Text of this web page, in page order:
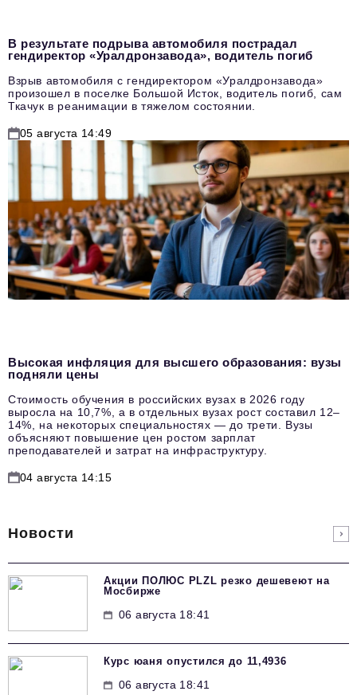
В результате подрыва автомобиля пострадал
гендиректор «Уралдронзавода», водитель погиб
Взрыв автомобиля с гендиректором «Уралдронзавода»
произошел в поселке Большой Исток, водитель погиб, сам
Ткачук в реанимации в тяжелом состоянии.
05 августа 14:49
Высокая инфляция для высшего образования: вузы
подняли цены
Стоимость обучения в российских вузах в 2026 году
выросла на 10,7%, а в отдельных вузах рост составил 12–
14%, на некоторых специальностях — до трети. Вузы
объясняют повышение цен ростом зарплат
преподавателей и затрат на инфраструктуру.
04 августа 14:15
Новости
Акции ПОЛЮС PLZL резко дешевеют на
Мосбирже
06 августа 18:41
Курс юаня опустился до 11,4936
06 августа 18:41